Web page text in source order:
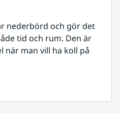
nederbörd och gör det
tid och rum. Den är
när man vill ha koll på